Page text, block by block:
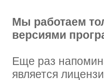
Мы работаем
версиями
Еще раз
является